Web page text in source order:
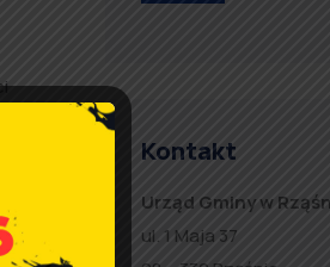
Kontakt
Urząd Gminy w
ul. 1 Maja 37